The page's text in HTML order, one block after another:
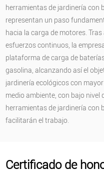
herramientas de jardinería con
representan un paso
hacia la carga de motores.
esfuerzos continuos, la
plataforma de carga de
gasolina, alcanzando así el
jardinería ecológicos con
medio ambiente, con bajo
herramientas de jardinería con
facilitarán el trabajo.
Certificado de